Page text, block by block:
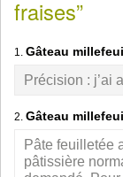
fraises”
1. Gâteau
Précision : j’ai
2. Gâteau
Pâte feuilletée
pâtissière